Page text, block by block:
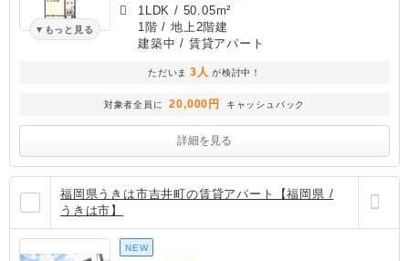
もっと見る
1LDK / 50.05m²
1階 / 地上2階建
建築中 / 賃貸アパート
ただいま 3人 が検討中！
対象者全員に 20,000円 キャッシュバック
詳細を見る
福岡県うきは市吉井町の賃貸アパート【福岡県 /
うきは市】
NEW